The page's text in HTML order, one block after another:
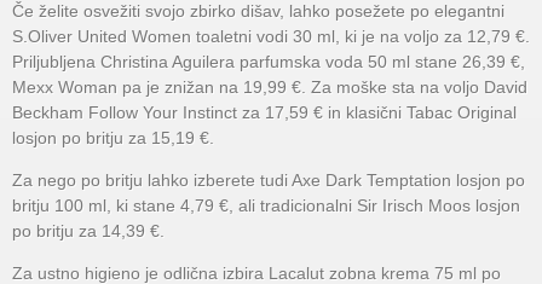
Če želite osvežiti svojo zbirko dišav, lahko posežete po elegantni
S.Oliver United Women toaletni vodi 30 ml, ki je na voljo za 12,79 €.
Priljubljena Christina Aguilera parfumska voda 50 ml stane 26,39 €,
Mexx Woman pa je znižan na 19,99 €. Za moške sta na voljo David
Beckham Follow Your Instinct za 17,59 € in klasični Tabac Original
losjon po britju za 15,19 €.
Za nego po britju lahko izberete tudi Axe Dark Temptation losjon po
britju 100 ml, ki stane 4,79 €, ali tradicionalni Sir Irisch Moos losjon
po britju za 14,39 €.
Za ustno higieno je odlična izbira Lacalut zobna krema 75 ml po